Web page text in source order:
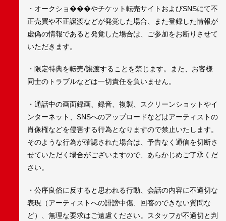
・オークショ���やチケット転売サイトおよびSNSにて不
正売買や不正譲渡などが発覚した場合、また登録した情報が
虚偽の情報であると発覚した場合は、ご参加をお断りさせて
いただきます。
・限定特典を転売/譲渡することを禁じます。また、お客様
同士のトラブルなどは一切責任を負いません。
・通話中の画面録画、録音、複製、スクリーンショットやイ
ンターネット、SNSへのアップロードなどはアーティストの
肖像権などを侵害する行為となりますので禁止いたします。
そのような行為が確認された場合は、予告なく通信を切断さ
せていただく場合がございますので、あらかじめご了承くだ
さい。
・公序良俗に反すると思われる行動、会話の内容に不適切な
表現（アーティストへの誹謗中傷、回答のできない質問な
ど）、無理な要求はご遠慮ください。スタッフが不適切と判